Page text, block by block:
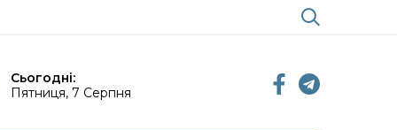
Сьогодні:
Пятниця, 7 Серпня